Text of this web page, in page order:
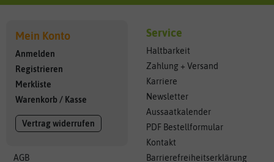
Mein Konto
Anmelden
Registrieren
Merkliste
Warenkorb / Kasse
Vertrag widerrufen
AGB
Service
Haltbarkeit
Zahlung + Versand
Karriere
Newsletter
Aussaatkalender
PDF Bestellformular
Kontakt
Barrierefreiheitserklärung